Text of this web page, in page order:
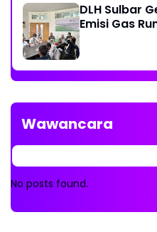
DLH Sulbar
Emisi Gas
Wawancara
No posts found.